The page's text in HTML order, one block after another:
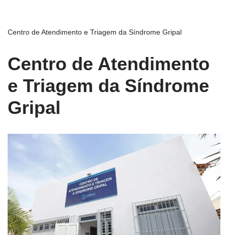
Centro de Atendimento e Triagem da Síndrome Gripal
Centro de Atendimento
e Triagem da Síndrome
Gripal